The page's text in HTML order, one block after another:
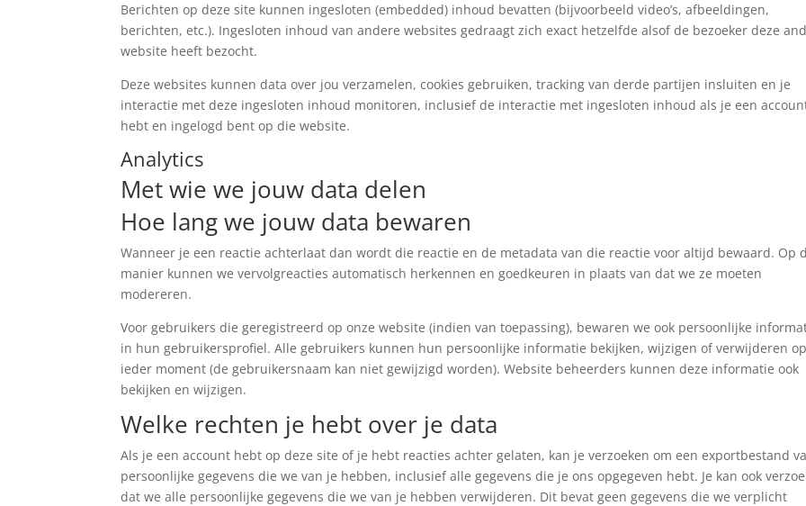
Berichten op deze site kunnen ingesloten (embedded) inhoud bevatten (bijvoorbeeld video’s, afbeeldingen,
berichten, etc.). Ingesloten inhoud van andere websites gedraagt zich exact hetzelfde alsof de bezoeker deze
website heeft bezocht.
Deze websites kunnen data over jou verzamelen, cookies gebruiken, tracking van derde partijen insluiten en je
interactie met deze ingesloten inhoud monitoren, inclusief de interactie met ingesloten inhoud als je een
hebt en ingelogd bent op die website.
Analytics
Met wie we jouw data delen
Hoe lang we jouw data bewaren
Wanneer je een reactie achterlaat dan wordt die reactie en de metadata van die reactie voor altijd bewaard. Op
manier kunnen we vervolgreacties automatisch herkennen en goedkeuren in plaats van dat we ze moeten
modereren.
Voor gebruikers die geregistreerd op onze website (indien van toepassing), bewaren we ook persoonlijke
in hun gebruikersprofiel. Alle gebruikers kunnen hun persoonlijke informatie bekijken, wijzigen of verwijderen op
ieder moment (de gebruikersnaam kan niet gewijzigd worden). Website beheerders kunnen deze informatie ook
bekijken en wijzigen.
Welke rechten je hebt over je data
Als je een account hebt op deze site of je hebt reacties achter gelaten, kan je verzoeken om een exportbestand
persoonlijke gegevens die we van je hebben, inclusief alle gegevens die je ons opgegeven hebt. Je kan ook
dat we alle persoonlijke gegevens die we van je hebben verwijderen. Dit bevat geen gegevens die we verplicht